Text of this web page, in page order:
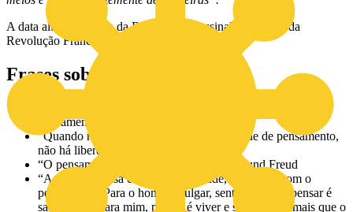
A data alude à Queda da Bastilha, que assinalou o início da
Revolução Francesa.
Frases sobre a liberdade
pensamento.” Antoine de Saint-Exupéry
“Quando não há, entre os homens, liberdade de pensamento,
não há liberdade.” Voltaire
“O pensamento é o ensaio da ação.” Sigmund Freud
“A maioria pensa com a sensibilidade, e eu sinto com o
pensamento. Para o homem vulgar, sentir é viver e pensar é
saber viver. Para mim, pensar é viver e sentir não é mais que o